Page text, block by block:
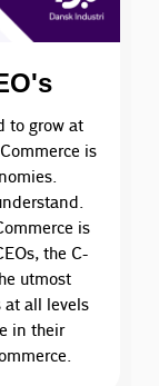
to grow at
is
is
the C-
utmost
at all levels
in their